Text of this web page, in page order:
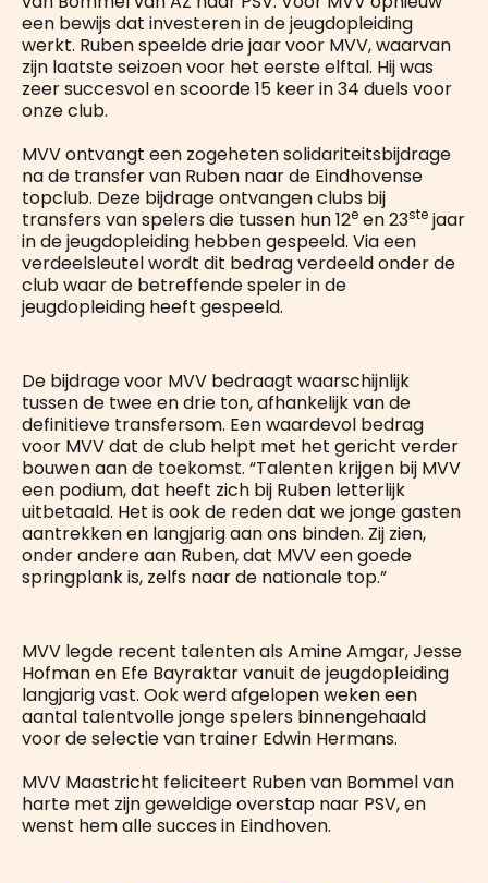
een bewijs dat investeren in de jeugdopleiding
werkt. Ruben speelde drie jaar voor MVV, waarvan
zijn laatste seizoen voor het eerste elftal. Hij was
zeer succesvol en scoorde 15 keer in 34 duels voor
onze club.
MVV ontvangt een zogeheten solidariteitsbijdrage
na de transfer van Ruben naar de Eindhovense
topclub. Deze bijdrage ontvangen clubs bij
transfers van spelers die tussen hun 12e en 23ste jaar
in de jeugdopleiding hebben gespeeld. Via een
verdeelsleutel wordt dit bedrag verdeeld onder de
club waar de betreffende speler in de
jeugdopleiding heeft gespeeld.
De bijdrage voor MVV bedraagt waarschijnlijk
tussen de twee en drie ton, afhankelijk van de
definitieve transfersom. Een waardevol bedrag
voor MVV dat de club helpt met het gericht verder
bouwen aan de toekomst. “Talenten krijgen bij MVV
een podium, dat heeft zich bij Ruben letterlijk
uitbetaald. Het is ook de reden dat we jonge gasten
aantrekken en langjarig aan ons binden. Zij zien,
onder andere aan Ruben, dat MVV een goede
springplank is, zelfs naar de nationale top.”
MVV legde recent talenten als Amine Amgar, Jesse
Hofman en Efe Bayraktar vanuit de jeugdopleiding
langjarig vast. Ook werd afgelopen weken een
aantal talentvolle jonge spelers binnengehaald
voor de selectie van trainer Edwin Hermans.
MVV Maastricht feliciteert Ruben van Bommel van
harte met zijn geweldige overstap naar PSV, en
wenst hem alle succes in Eindhoven.